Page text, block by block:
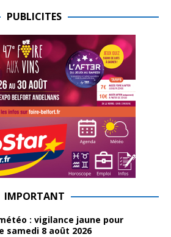
PUBLICITES
IMPORTANT
: vigilance jaune pour
samedi 8 août 2026